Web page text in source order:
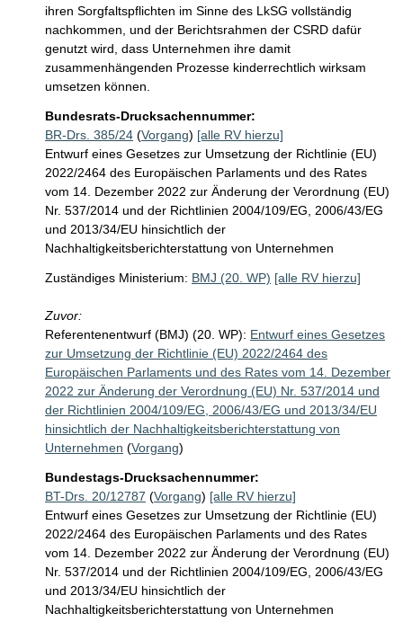
ihren Sorgfaltspflichten im Sinne des LkSG vollständig
nachkommen, und der Berichtsrahmen der CSRD dafür
genutzt wird, dass Unternehmen ihre damit
zusammenhängenden Prozesse kinderrechtlich wirksam
umsetzen können.
Bundesrats-Drucksachennummer:
BR-Drs. 385/24 (Vorgang) [alle RV hierzu]
Entwurf eines Gesetzes zur Umsetzung der Richtlinie (EU)
2022/2464 des Europäischen Parlaments und des Rates
vom 14. Dezember 2022 zur Änderung der Verordnung (EU)
Nr. 537/2014 und der Richtlinien 2004/109/EG, 2006/43/EG
und 2013/34/EU hinsichtlich der
Nachhaltigkeitsberichterstattung von Unternehmen
Zuständiges Ministerium: BMJ (20. WP) [alle RV hierzu]
Zuvor:
Referentenentwurf (BMJ) (20. WP): Entwurf eines Gesetzes
zur Umsetzung der Richtlinie (EU) 2022/2464 des
Europäischen Parlaments und des Rates vom 14. Dezember
2022 zur Änderung der Verordnung (EU) Nr. 537/2014 und
der Richtlinien 2004/109/EG, 2006/43/EG und 2013/34/EU
hinsichtlich der Nachhaltigkeitsberichterstattung von
Unternehmen (Vorgang)
Bundestags-Drucksachennummer:
BT-Drs. 20/12787 (Vorgang) [alle RV hierzu]
Entwurf eines Gesetzes zur Umsetzung der Richtlinie (EU)
2022/2464 des Europäischen Parlaments und des Rates
vom 14. Dezember 2022 zur Änderung der Verordnung (EU)
Nr. 537/2014 und der Richtlinien 2004/109/EG, 2006/43/EG
und 2013/34/EU hinsichtlich der
Nachhaltigkeitsberichterstattung von Unternehmen